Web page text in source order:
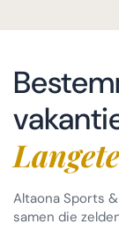
Altaona Sports
samen die